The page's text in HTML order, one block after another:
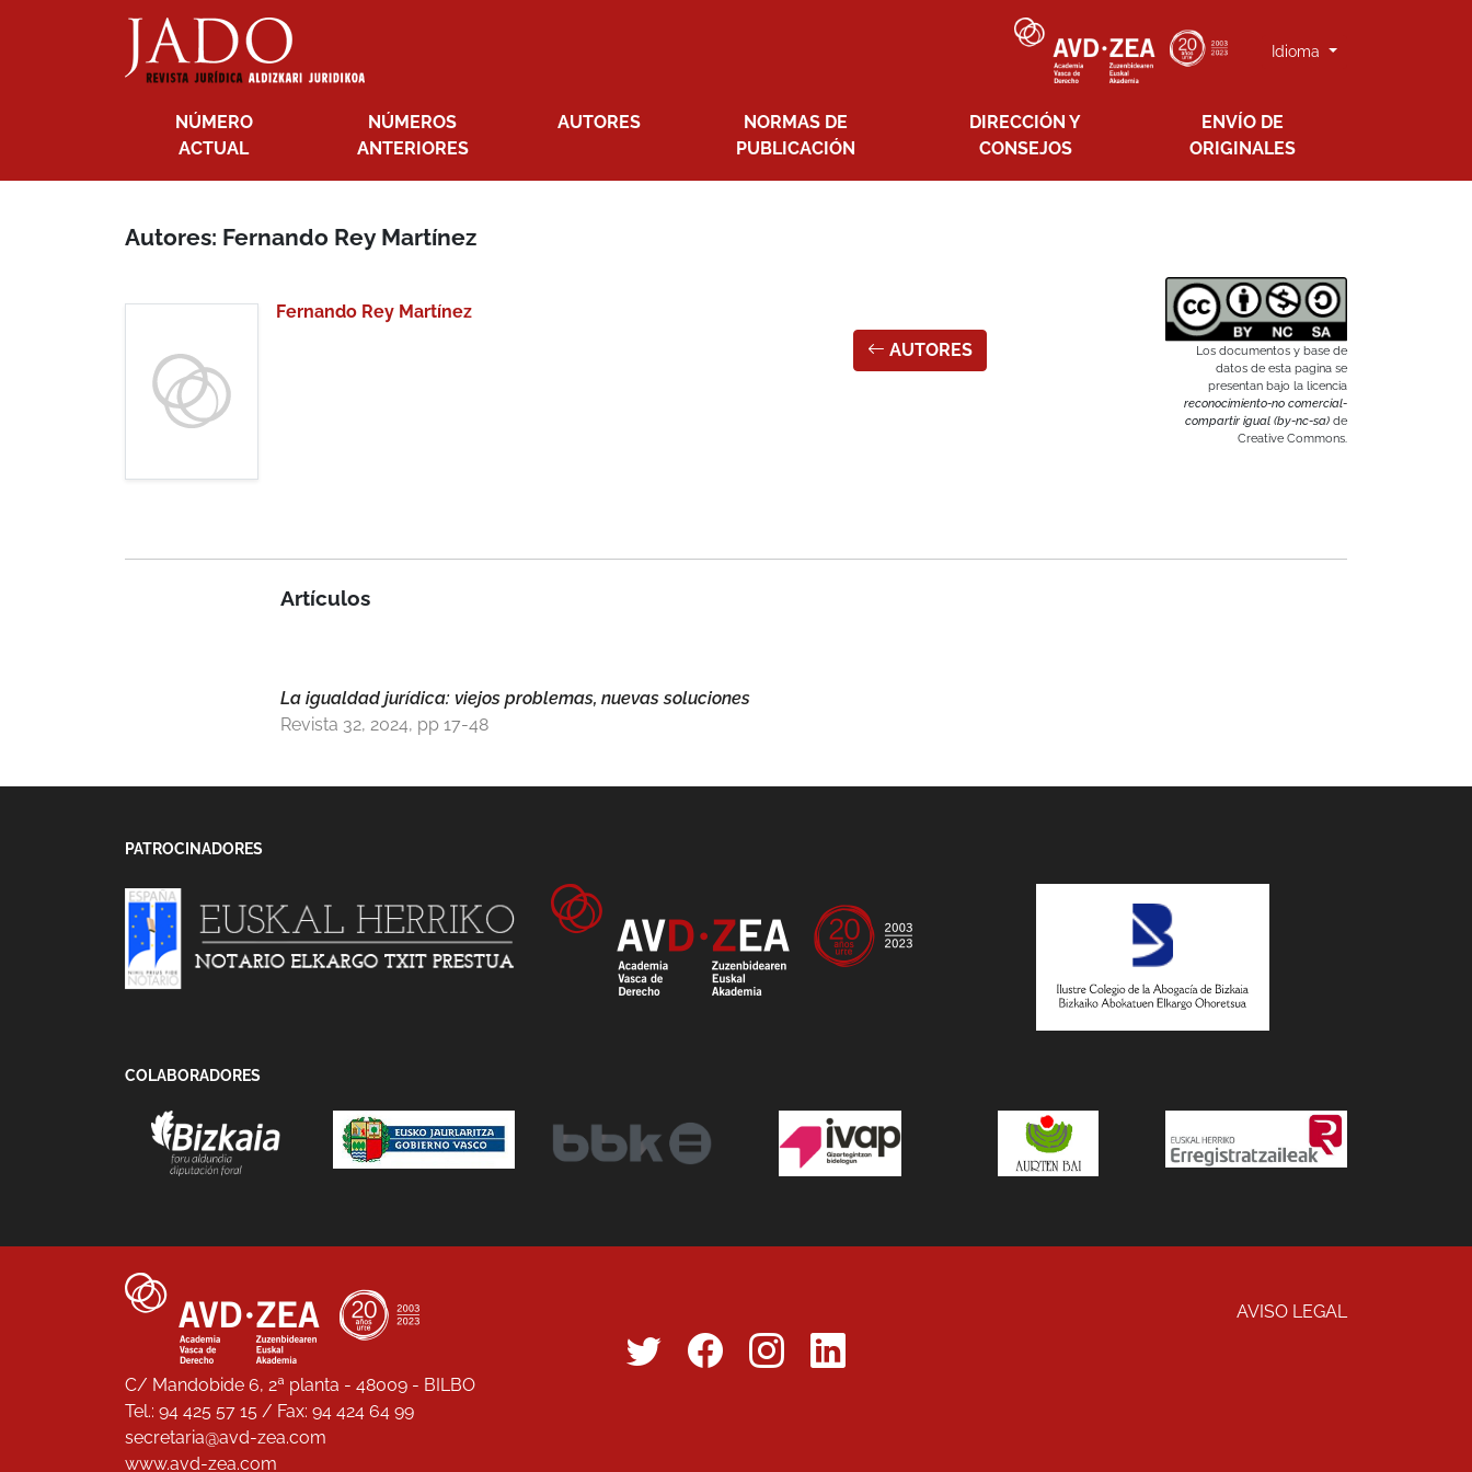
Idioma
NÚMERO
ACTUAL
NÚMEROS
ANTERIORES
AUTORES
NORMAS DE
PUBLICACIÓN
DIRECCIÓN Y
CONSEJOS
ENVÍO DE
ORIGINALES
Autores: Fernando Rey Martínez
Fernando Rey Martínez
AUTORES
Los documentos y base de
datos de esta pagina se
presentan bajo la licencia
reconocimiento-no comercial-
compartir igual (by-nc-sa) de
Creative Commons.
Artículos
La igualdad jurídica: viejos problemas, nuevas soluciones
Revista 32, 2024, pp 17-48
PATROCINADORES
COLABORADORES
C/ Mandobide 6, 2ª planta - 48009 - BILBO
Tel.: 94 425 57 15 / Fax: 94 424 64 99
secretaria@avd-zea.com
www.avd-zea.com
AVISO LEGAL